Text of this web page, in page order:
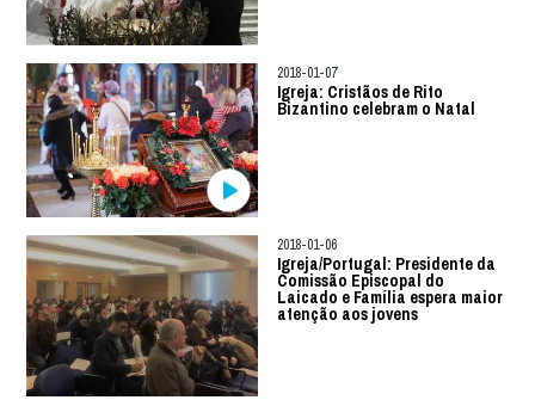
2018-01-07
Igreja: Cristãos de Rito
Bizantino celebram o Natal
2018-01-06
Igreja/Portugal: Presidente da
Comissão Episcopal do
Laicado e Família espera maior
atenção aos jovens